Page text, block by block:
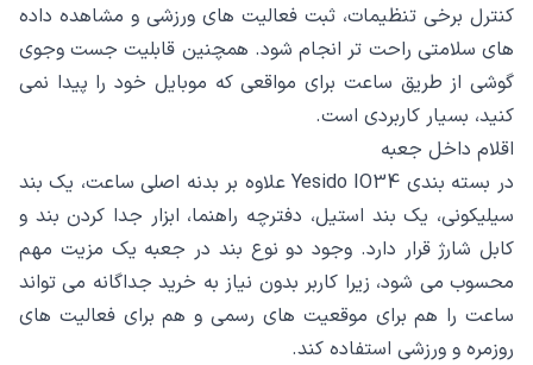
کنترل برخی تنظیمات، ثبت فعالیت های ورزشی و مشاهده داده
های سلامتی راحت تر انجام شود. همچنین قابلیت جست وجوی
گوشی از طریق ساعت برای مواقعی که موبایل خود را پیدا نمی
کنید، بسیار کاربردی است.
اقلام داخل جعبه
در بسته بندی Yesido IO34 علاوه بر بدنه اصلی ساعت، یک بند
سیلیکونی، یک بند استیل، دفترچه راهنما، ابزار جدا کردن بند و
کابل شارژ قرار دارد. وجود دو نوع بند در جعبه یک مزیت مهم
محسوب می شود، زیرا کاربر بدون نیاز به خرید جداگانه می تواند
ساعت را هم برای موقعیت های رسمی و هم برای فعالیت های
روزمره و ورزشی استفاده کند.